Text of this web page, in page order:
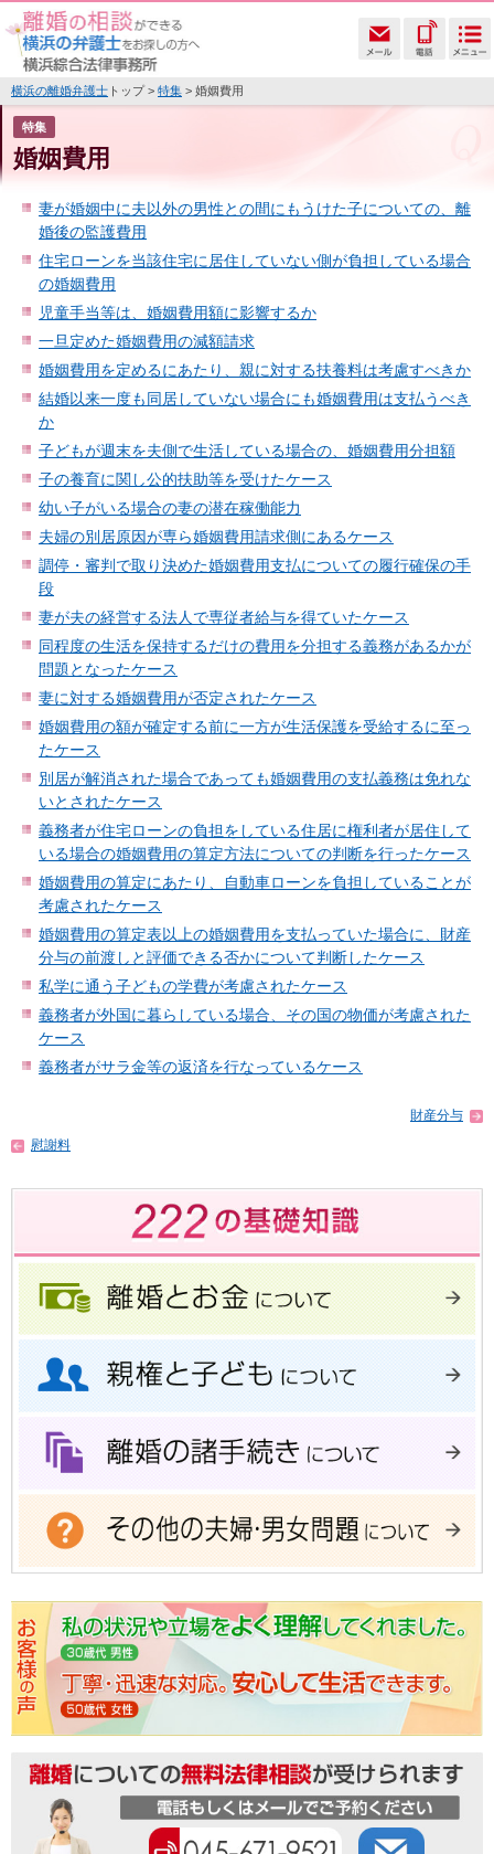
横浜の離婚弁護士 トップ > 特集 > 婚姻費用
特集
婚姻費用
妻が婚姻中に夫以外の男性との間にもうけた子についての、離
婚後の監護費用
住宅ローンを当該住宅に居住していない側が負担している場合
の婚姻費用
児童手当等は、婚姻費用額に影響するか
一旦定めた婚姻費用の減額請求
婚姻費用を定めるにあたり、親に対する扶養料は考慮すべきか
結婚以来一度も同居していない場合にも婚姻費用は支払うべき
か
子どもが週末を夫側で生活している場合の、婚姻費用分担額
子の養育に関し公的扶助等を受けたケース
幼い子がいる場合の妻の潜在稼働能力
夫婦の別居原因が専ら婚姻費用請求側にあるケース
調停・審判で取り決めた婚姻費用支払についての履行確保の手
段
妻が夫の経営する法人で専従者給与を得ていたケース
同程度の生活を保持するだけの費用を分担する義務があるかが
問題となったケース
妻に対する婚姻費用が否定されたケース
婚姻費用の額が確定する前に一方が生活保護を受給するに至っ
たケース
別居が解消された場合であっても婚姻費用の支払義務は免れな
いとされたケース
義務者が住宅ローンの負担をしている住居に権利者が居住して
いる場合の婚姻費用の算定方法についての判断を行ったケース
婚姻費用の算定にあたり、自動車ローンを負担していることが
考慮されたケース
婚姻費用の算定表以上の婚姻費用を支払っていた場合に、財産
分与の前渡しと評価できる否かについて判断したケース
私学に通う子どもの学費が考慮されたケース
義務者が外国に暮らしている場合、その国の物価が考慮された
ケース
義務者がサラ金等の返済を行なっているケース
財産分与
慰謝料